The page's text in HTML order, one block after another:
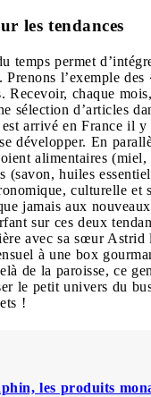
les tendances
temps permet
Prenons l’exemple
Recevoir, chaque
sélection d’articles
arrivé en France il y
développer. En
alimentaires
(savon, huiles
culturelle et
jamais aux
sur ces deux
avec sa sœur Astrid
à une box
de la paroisse, ce
le petit univers du
!
les produits